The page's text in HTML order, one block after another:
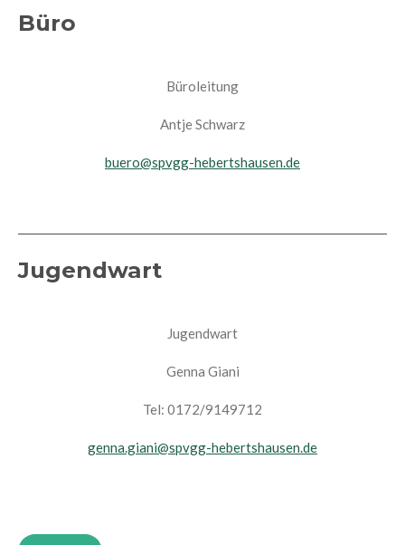
Büro
Büroleitung
Antje Schwarz
buero@spvgg-hebertshausen.de
Jugendwart
Jugendwart
Genna Giani
Tel: 0172/9149712
genna.giani@spvgg-hebertshausen.de